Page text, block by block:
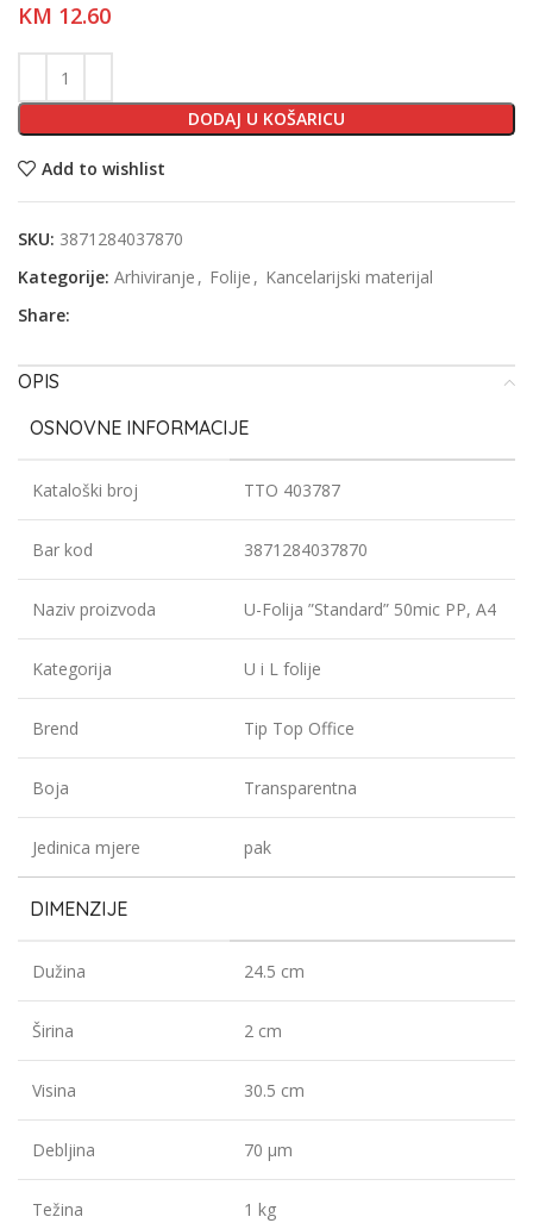
KM 12.60
DODAJ U KOŠARICU
Add to wishlist
SKU: 3871284037870
Kategorije: Arhiviranje , Folije , Kancelarijski materijal
Share:
OPIS
OSNOVNE INFORMACIJE
Kataloški broj TTO 403787
Bar kod 3871284037870
Naziv proizvoda U-Folija ”Standard” 50mic PP, A4
Kategorija U i L folije
Brend Tip Top Office
Boja Transparentna
Jedinica mjere pak
DIMENZIJE
Dužina 24.5 cm
Širina 2 cm
Visina 30.5 cm
Debljina 70 µm
Težina 1 kg